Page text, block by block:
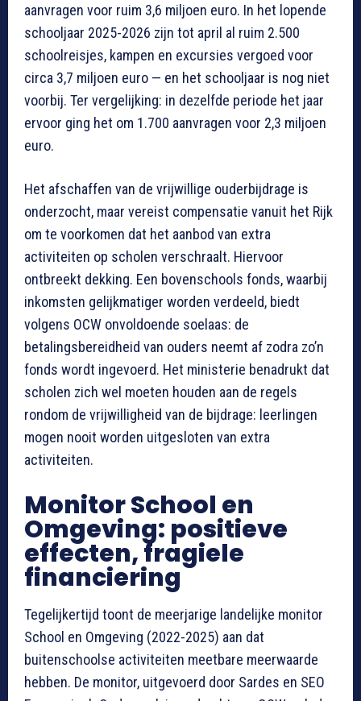
aanvragen voor ruim 3,6 miljoen euro. In het lopende
schooljaar 2025-2026 zijn tot april al ruim 2.500
schoolreisjes, kampen en excursies vergoed voor
circa 3,7 miljoen euro — en het schooljaar is nog niet
voorbij. Ter vergelijking: in dezelfde periode het jaar
ervoor ging het om 1.700 aanvragen voor 2,3 miljoen
euro.
Het afschaffen van de vrijwillige ouderbijdrage is
onderzocht, maar vereist compensatie vanuit het Rijk
om te voorkomen dat het aanbod van extra
activiteiten op scholen verschraalt. Hiervoor
ontbreekt dekking. Een bovenschools fonds, waarbij
inkomsten gelijkmatiger worden verdeeld, biedt
volgens OCW onvoldoende soelaas: de
betalingsbereidheid van ouders neemt af zodra zo’n
fonds wordt ingevoerd. Het ministerie benadrukt dat
scholen zich wel moeten houden aan de regels
rondom de vrijwilligheid van de bijdrage: leerlingen
mogen nooit worden uitgesloten van extra
activiteiten.
Monitor School en
Omgeving: positieve
effecten, fragiele
financiering
Tegelijkertijd toont de meerjarige landelijke monitor
School en Omgeving (2022-2025) aan dat
buitenschoolse activiteiten meetbare meerwaarde
hebben. De monitor, uitgevoerd door Sardes en SEO